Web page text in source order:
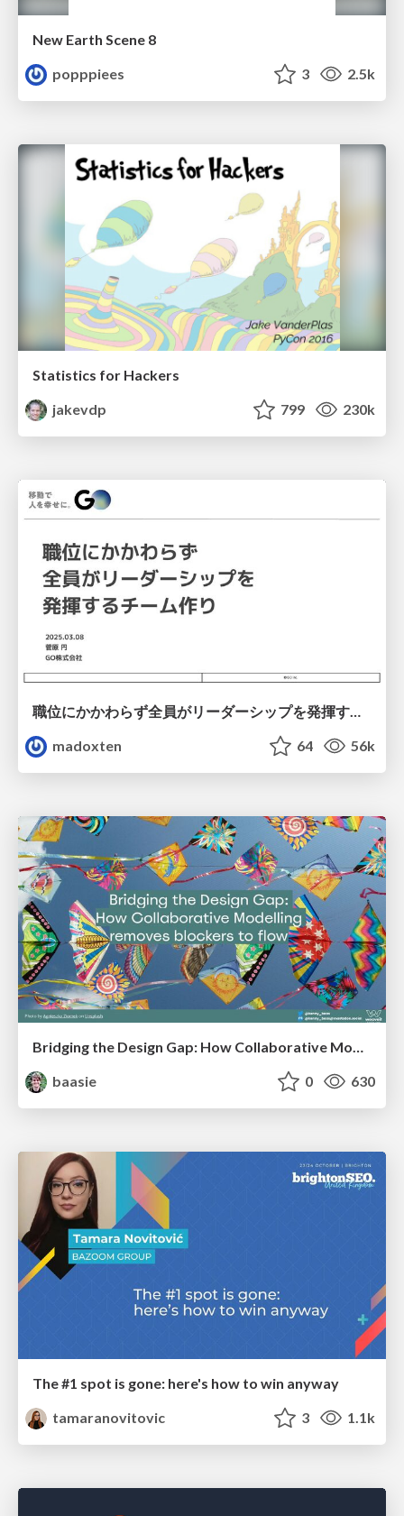
New Earth Scene 8
popppiees
3 2.5k
Statistics for Hackers
jakevdp
799 230k
職位にかかわらず全員がリーダーシップを発揮するチーム作り / Building a team where everyone can demonstrate leadership regardless of position
madoxten
64 56k
Bridging the Design Gap: How Collaborative Modelling removes blockers to flow between stakeholders and teams @FastFlow conf
baasie
0 630
The #1 spot is gone: here's how to win anyway
tamaranovitovic
3 1.1k